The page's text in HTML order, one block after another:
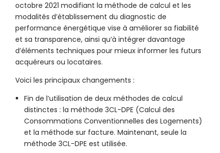
octobre 2021 modifiant la méthode de calcul et les
modalités d’établissement du diagnostic de
performance énergétique vise à améliorer sa fiabilité
et sa transparence, ainsi qu’à intégrer davantage
d’éléments techniques pour mieux informer les futurs
acquéreurs ou locataires.
Voici les principaux changements :
Fin de l’utilisation de deux méthodes de calcul
distinctes : la méthode 3CL-DPE (Calcul des
Consommations Conventionnelles des Logements)
et la méthode sur facture. Maintenant, seule la
méthode 3CL-DPE est utilisée.